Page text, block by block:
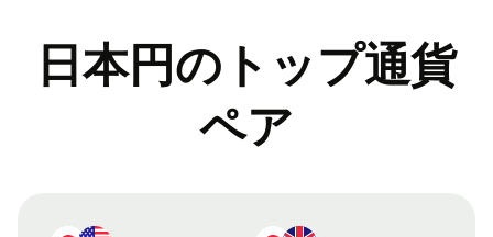
日本円のトップ通貨
ペア